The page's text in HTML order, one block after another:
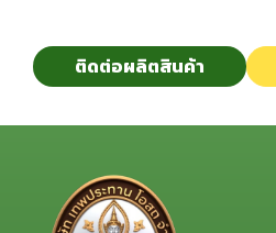
ติดต่อผลิตสินค้า